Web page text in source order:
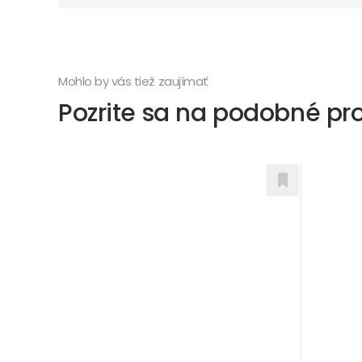
Mohlo by vás tiež zaujímať
Pozrite sa na podobné